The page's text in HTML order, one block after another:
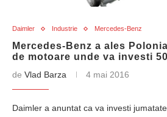
Daimler Industrie Mercedes-Benz
Mercedes-Benz a ales
de motoare unde va investi
de Vlad Barza 4 mai 2016
Daimler a anuntat ca va investi